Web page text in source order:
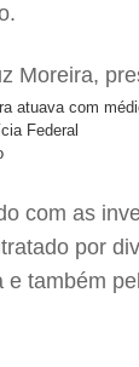
atuava com
Federal
com as
por
e também